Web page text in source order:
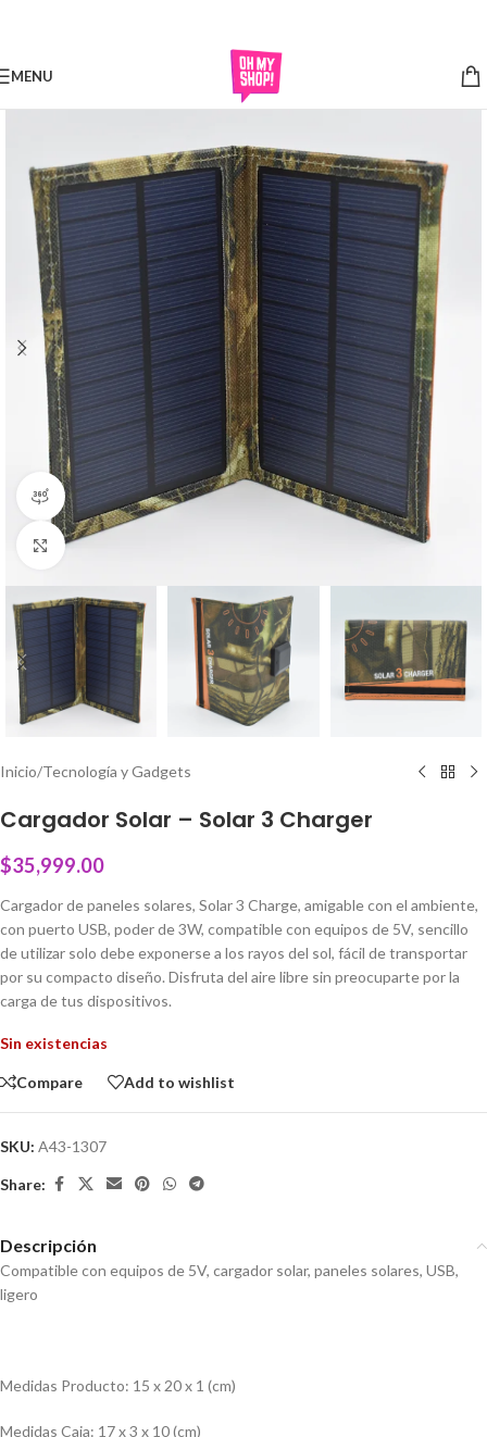
MENU
360 product view
Click to enlarge
Inicio/Tecnología y Gadgets
Cargador Solar – Solar 3 Charger
$35,999.00
Cargador de paneles solares, Solar 3 Charge, amigable con el ambiente,
con puerto USB, poder de 3W, compatible con equipos de 5V, sencillo
de utilizar solo debe exponerse a los rayos del sol, fácil de transportar
por su compacto diseño. Disfruta del aire libre sin preocuparte por la
carga de tus dispositivos.
Sin existencias
Compare Add to wishlist
SKU: A43-1307
Share:
Descripción
Compatible con equipos de 5V, cargador solar, paneles solares, USB,
ligero
Medidas Producto: 15 x 20 x 1 (cm)
Medidas Caja: 17 x 3 x 10 (cm)